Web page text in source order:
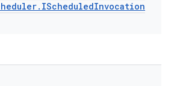
. IScheduledInvocation